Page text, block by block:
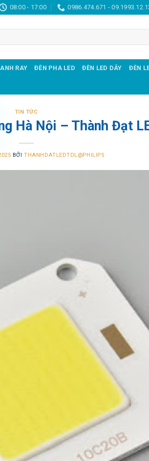
08:00 - 17:00 0986.474.671 -
RAY ĐÈN PHA LED ĐÈN LED DÂY ĐÈN
TIN TỨC
Hà Nội – Thành Đạt
BỞITHANHDATLEDTDL@PHILIPS